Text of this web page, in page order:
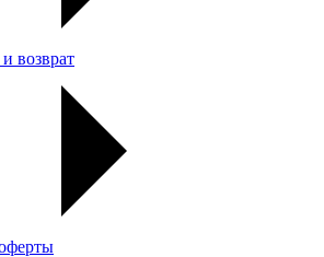
возврат